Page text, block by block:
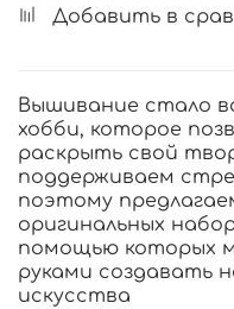
Добавить в
Вышивание стало
хобби, которое
раскрыть свой
поддерживаем
поэтому
оригинальных
помощью которых
руками создавать
искусства